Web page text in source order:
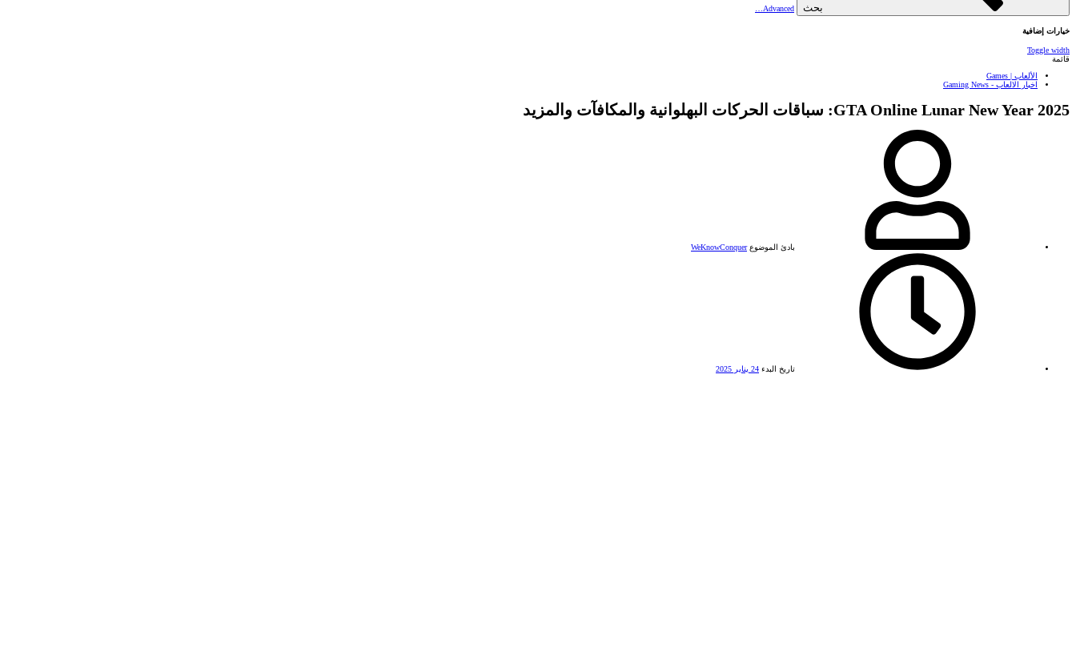
بحث Advanced…
خيارات إضافية
Toggle width
قائمة
الألعاب | Games
اخبار الالعاب - Gaming News
GTA Online Lunar New Year 2025: سباقات الحركات البهلوانية والمكافآت والمزيد
بادئ الموضوع WeKnowConquer
تاريخ البدء 24 يناير 2025